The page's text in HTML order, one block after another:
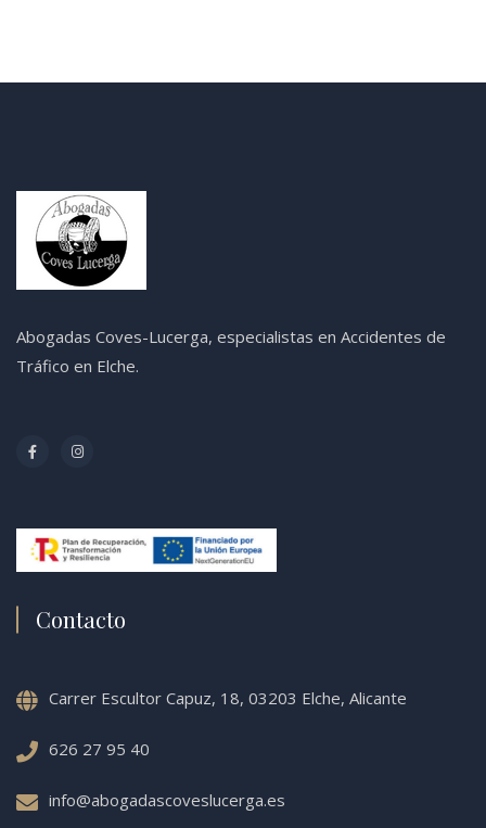
Abogadas Coves-Lucerga, especialistas en Accidentes de
Tráfico en Elche.
Contacto
Carrer Escultor Capuz, 18, 03203 Elche, Alicante
626 27 95 40
info@abogadascoveslucerga.es